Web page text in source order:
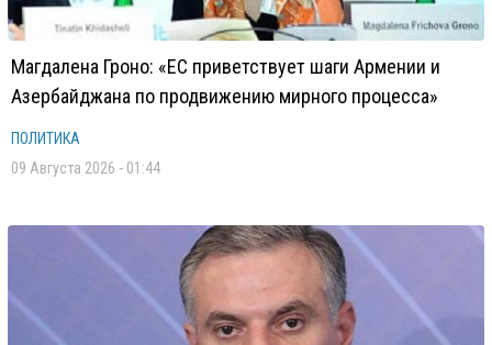
Магдалена Гроно: «ЕС приветствует шаги Армении и
Азербайджана по продвижению мирного процесса»
ПОЛИТИКА
09 Августа 2026 - 01:44